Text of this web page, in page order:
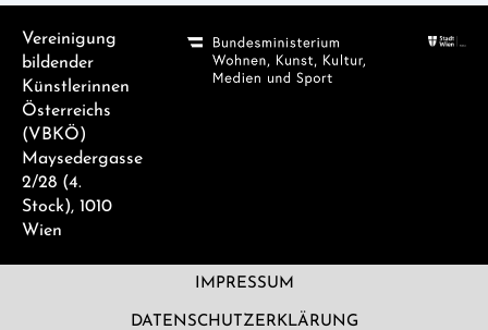
Vereinigung
bildender
Künstlerinnen
Österreichs
(VBKÖ)
Maysedergasse
2/28 (4.
Stock), 1010
Wien
IMPRESSUM
DATENSCHUTZERKLÄRUNG